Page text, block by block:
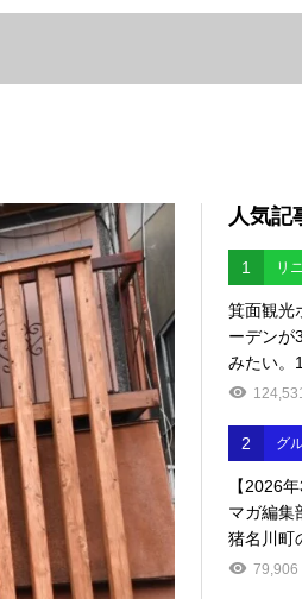
人気記
1 リ
箕面観光
ーデンが
みたい。
2 グ
【2026
マガ編集
猪名川町
79,906